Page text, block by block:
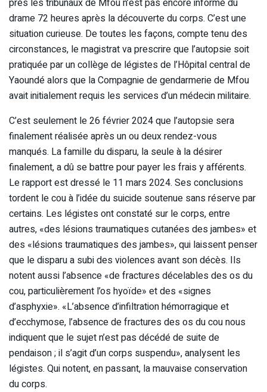
drame 72 heures après la découverte du corps. C’est une
situation curieuse. De toutes les façons, compte tenu des
circonstances, le magistrat va prescrire que l’autopsie soit
pratiquée par un collège de légistes de l’Hôpital central de
Yaoundé alors que la Compagnie de gendarmerie de Mfou
avait initialement requis les services d’un médecin militaire.
C’est seulement le 26 février 2024 que l’autopsie sera
finalement réalisée après un ou deux rendez-vous
manqués. La famille du disparu, la seule à la désirer
finalement, a dû se battre pour payer les frais y afférents.
Le rapport est dressé le 11 mars 2024. Ses conclusions
tordent le cou à l’idée du suicide soutenue sans réserve par
certains. Les légistes ont constaté sur le corps, entre
autres, «des lésions traumatiques cutanées des jambes» et
des «lésions traumatiques des jambes», qui laissent penser
que le disparu a subi des violences avant son décès. Ils
notent aussi l’absence «de fractures décelables des os du
cou, particulièrement l’os hyoïde» et des «signes
d’asphyxie». «L’absence d’infiltration hémorragique et
d’ecchymose, l’absence de fractures des os du cou nous
indiquent que le sujet n’est pas décédé de suite de
pendaison ; il s’agit d’un corps suspendu», analysent les
légistes. Qui notent, en passant, la mauvaise conservation
du corps.